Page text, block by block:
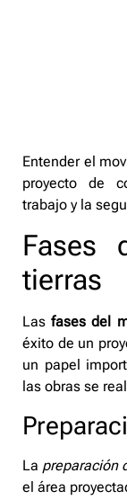
Entender el
proyecto de
trabajo y la
Fases
tierras
Lasfases del
éxito de un
un papel
las obras se
La preparación
el área